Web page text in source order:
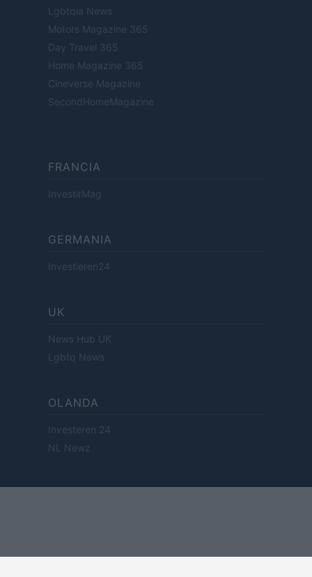
Lgbtqia News
Motors Magazine 365
Day Travel 365
Home Magazine 365
Cineverse Magazine
SecondHomeMagazine
FRANCIA
InvestirMag
GERMANIA
Investieren24
UK
News Hub UK
Lgbtq News
OLANDA
Investeren 24
NL Newz